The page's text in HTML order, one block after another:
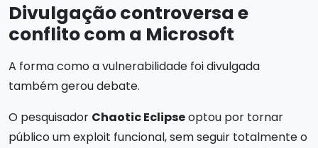
Divulgação controversa e
conflito com a Microsoft
A forma como a vulnerabilidade foi divulgada
também gerou debate.
O pesquisador Chaotic Eclipseoptou por tornar
público um exploit funcional, sem seguir totalmente o